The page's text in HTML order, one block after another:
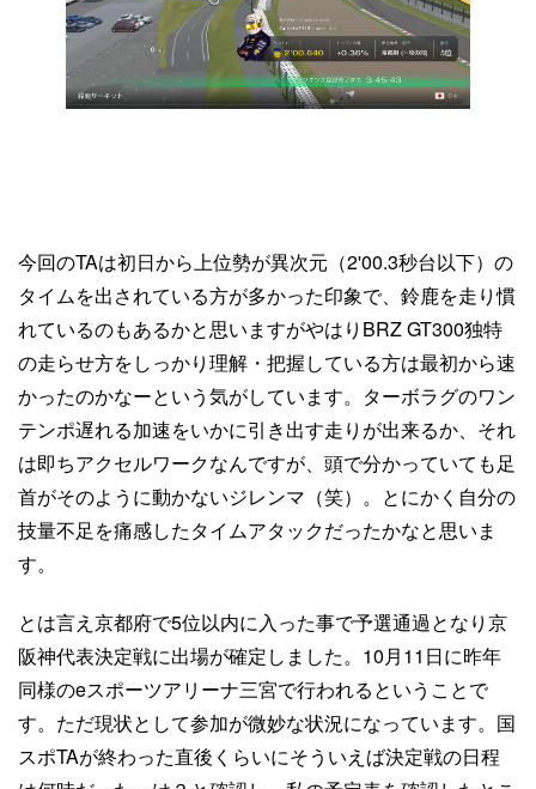
今回のTAは初日から上位勢が異次元（2'00.3秒台以下）の
タイムを出されている方が多かった印象で、鈴鹿を走り慣
れているのもあるかと思いますがやはりBRZ GT300独特
の走らせ方をしっかり理解・把握している方は最初から速
かったのかなーという気がしています。ターボラグのワン
テンポ遅れる加速をいかに引き出す走りが出来るか、それ
は即ちアクセルワークなんですが、頭で分かっていても足
首がそのように動かないジレンマ（笑）。とにかく自分の
技量不足を痛感したタイムアタックだったかなと思いま
す。
とは言え京都府で5位以内に入った事で予選通過となり京
阪神代表決定戦に出場が確定しました。10月11日に昨年
同様のeスポーツアリーナ三宮で行われるということで
す。ただ現状として参加が微妙な状況になっています。国
スポTAが終わった直後くらいにそういえば決定戦の日程